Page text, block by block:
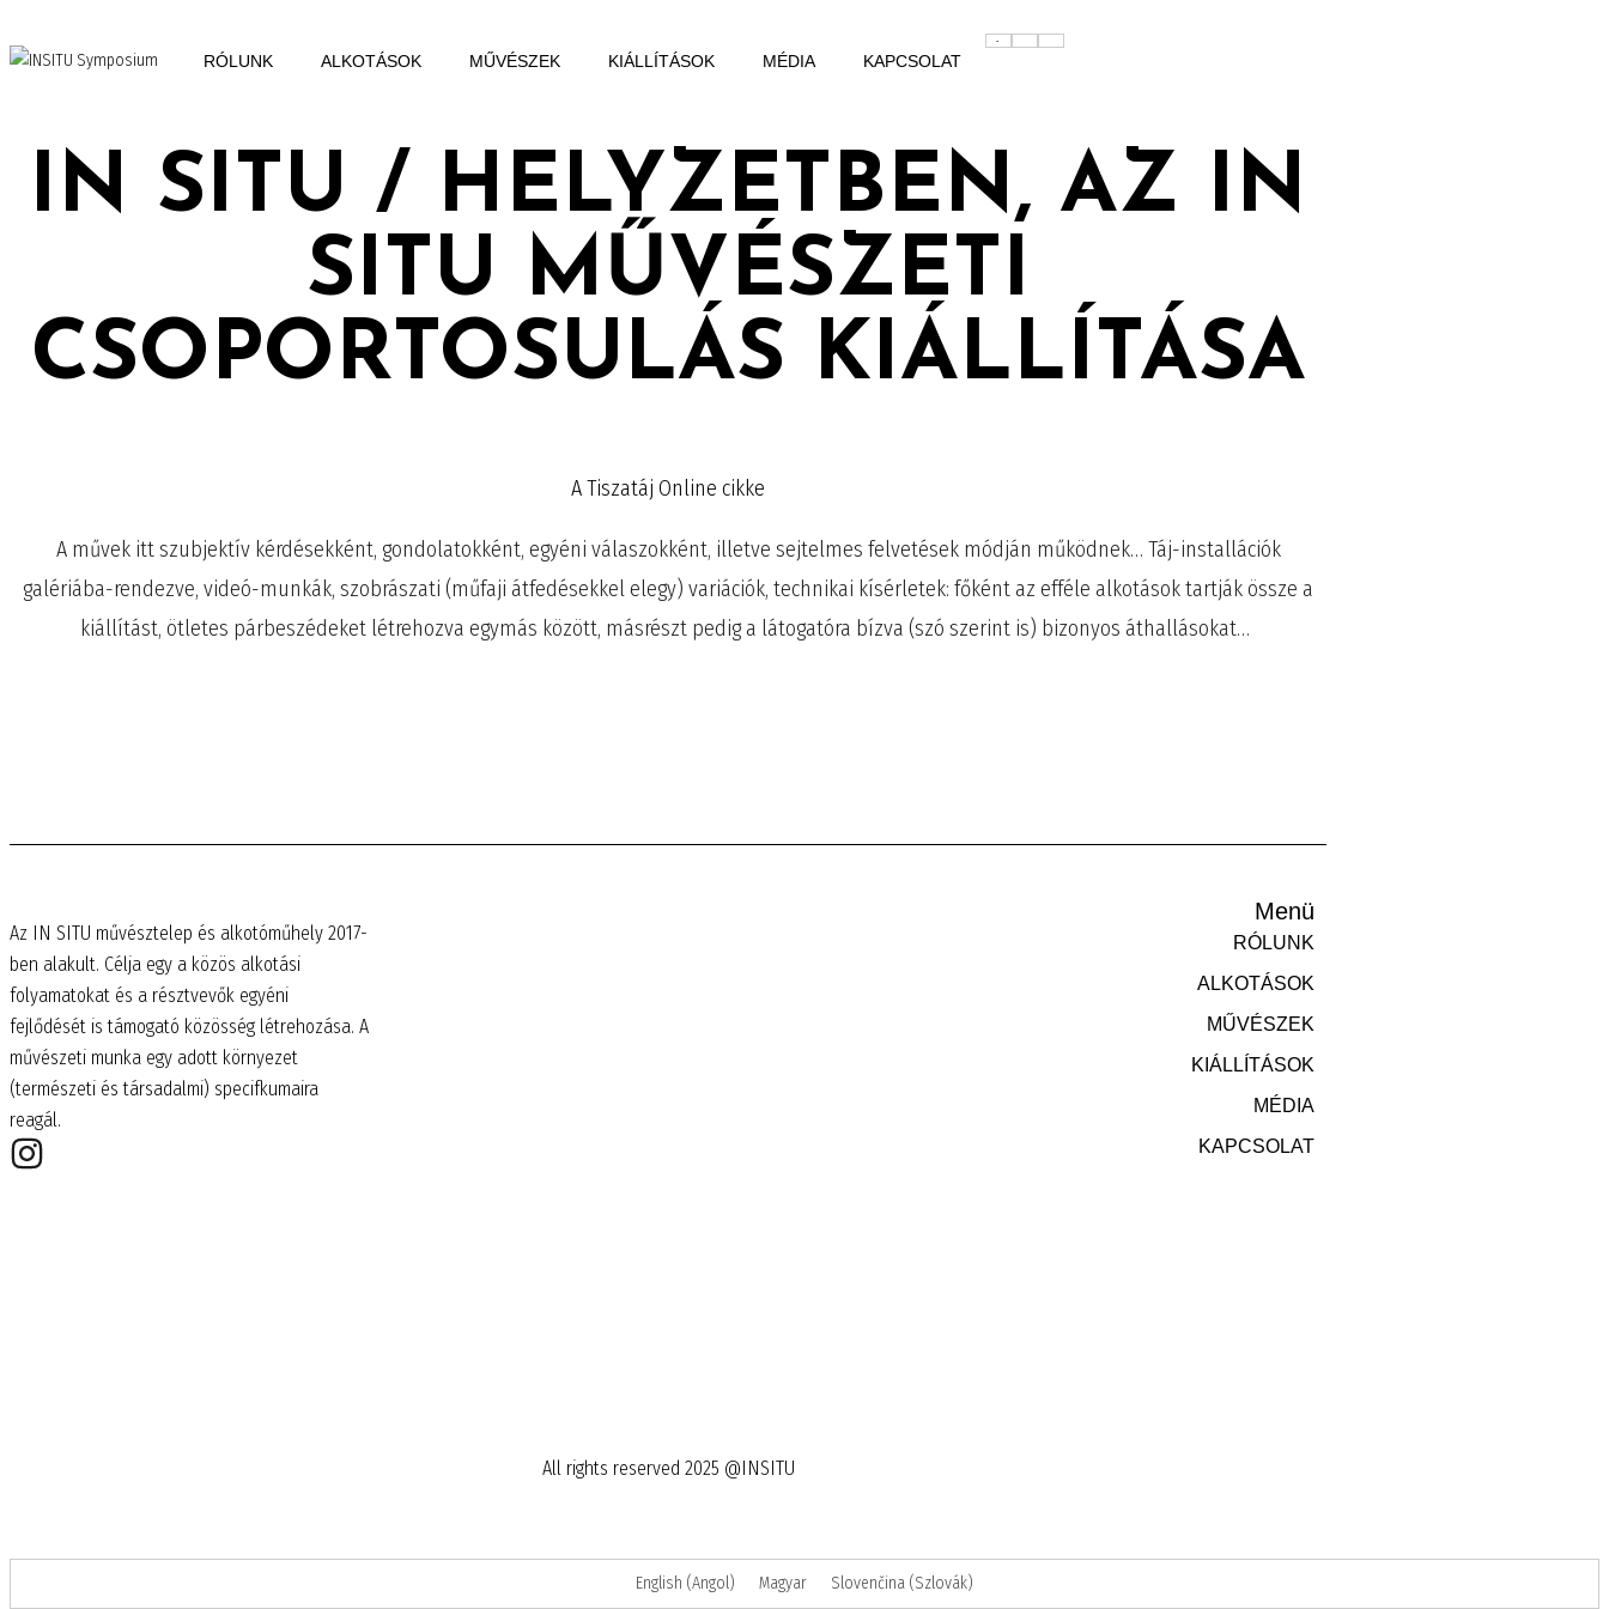
RÓLUNK ALKOTÁSOK MŰVÉSZEK KIÁLLÍTÁSOK MÉDIA KAPCSOLAT
IN SITU / HELYZETBEN, AZ IN
SITU MŰVÉSZETI
CSOPORTOSULÁS KIÁLLÍTÁSA
A Tiszatáj Online cikke
A művek itt szubjektív kérdésekként, gondolatokként, egyéni válaszokként, illetve sejtelmes felvetések módján működnek… Táj-installációk
galériába-rendezve, videó-munkák, szobrászati (műfaji átfedésekkel elegy) variációk, technikai kísérletek: főként az efféle alkotások tartják össze a
kiállítást, ötletes párbeszédeket létrehozva egymás között, másrészt pedig a látogatóra bízva (szó szerint is) bizonyos áthallásokat…
Az IN SITU művésztelep és alkotóműhely 2017-
ben alakult. Célja egy a közös alkotási
folyamatokat és a résztvevők egyéni
fejlődését is támogató közösség létrehozása. A
művészeti munka egy adott környezet
(természeti és társadalmi) specifkumaira
reagál.
Menü
RÓLUNK
ALKOTÁSOK
MŰVÉSZEK
KIÁLLÍTÁSOK
MÉDIA
KAPCSOLAT
All rights reserved 2025 @INSITU
English (Angol) Magyar Slovenčina (Szlovák)